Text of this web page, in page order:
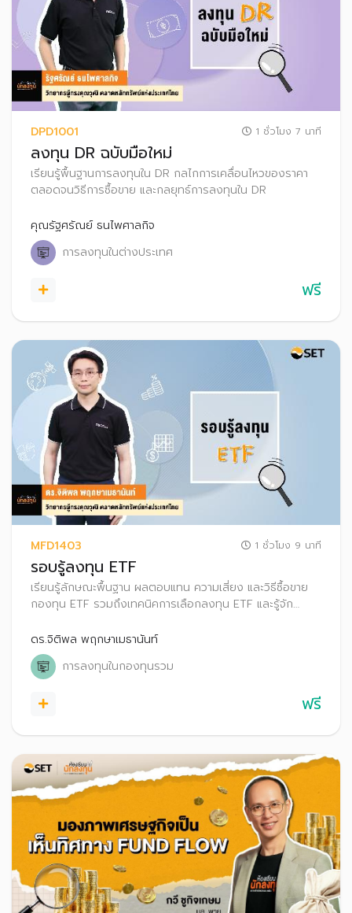
DPD1001 1 ชั่วโมง 7 นาที
ลงทุน DR ฉบับมือใหม่
เรียนรู้พื้นฐานการลงทุนใน DR กลไกการเคลื่อนไหวของราคา
ตลอดจนวิธีการซื้อขาย และกลยุทธ์การลงทุนใน DR
คุณรัฐศรัณย์ ธนไพศาลกิจ
การลงทุนในต่างประเทศ
ฟรี
MFD1403 1 ชั่วโมง 9 นาที
รอบรู้ลงทุน ETF
เรียนรู้ลักษณะพื้นฐาน ผลตอบแทน ความเสี่ยง และวิธีซื้อขาย
กองทุน ETF รวมถึงเทคนิคการเลือกลงทุน ETF และรู้จัก
เหมาะสมกับตนเองได้
ดร.จิติพล พฤกษาเมธานันท์
การลงทุนในกองทุนรวม
ฟรี